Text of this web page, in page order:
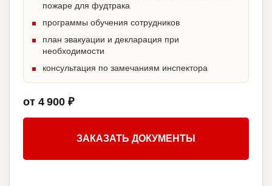
пожаре для фудтрака
программы обучения сотрудников
план эвакуации и декларация при
необходимости
консультация по замечаниям инспектора
от 4 900 ₽
ЗАКАЗАТЬ ДОКУМЕНТЫ